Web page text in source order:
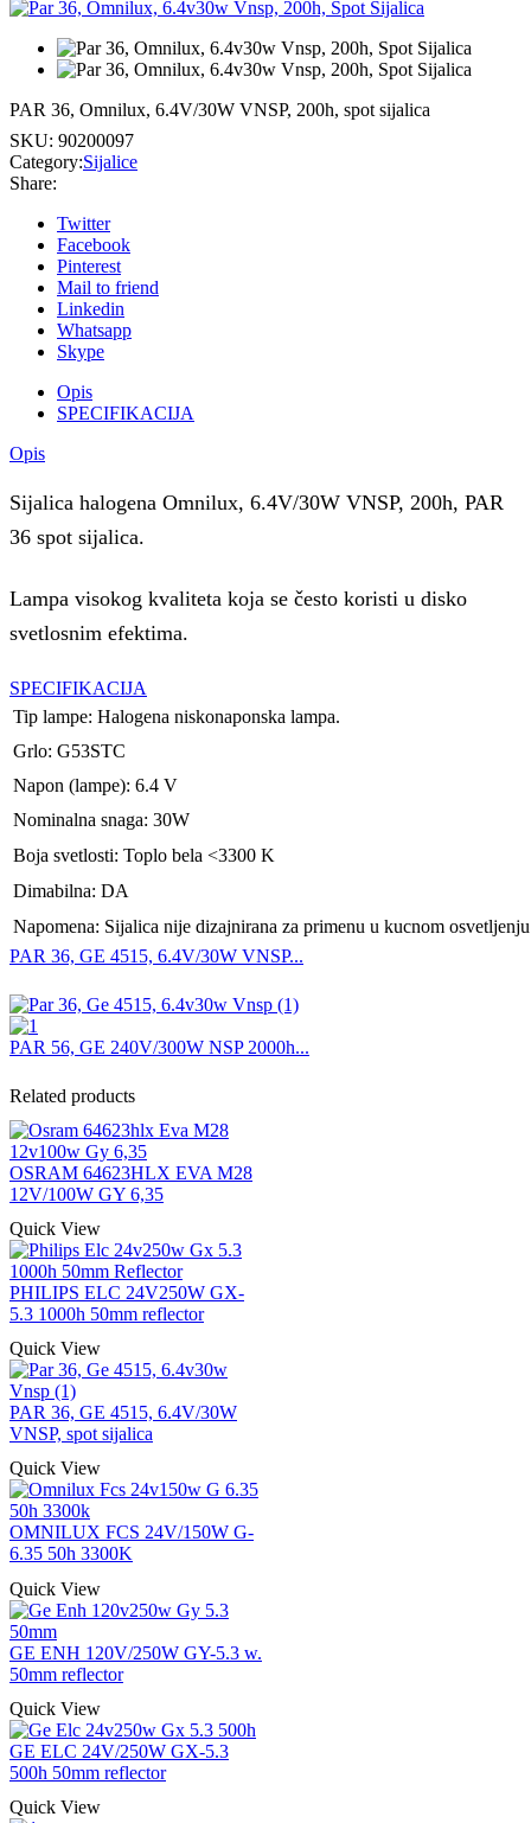
PAR 36, Omnilux, 6.4V/30W VNSP, 200h, spot sijalica
SKU: 90200097
Category:Sijalice
Share:
Twitter
Facebook
Pinterest
Mail to friend
Linkedin
Whatsapp
Skype
Opis
SPECIFIKACIJA
Opis
Sijalica halogena Omnilux, 6.4V/30W VNSP, 200h, PAR
36 spot sijalica.
Lampa visokog kvaliteta koja se često koristi u disko
svetlosnim efektima.
SPECIFIKACIJA
Tip lampe: Halogena niskonaponska lampa.
Grlo: G53STC
Napon (lampe): 6.4 V
Nominalna snaga: 30W
Boja svetlosti: Toplo bela <3300 K
Dimabilna: DA
Napomena: Sijalica nije dizajnirana za primenu u kucnom osvetljenju
PAR 36, GE 4515, 6.4V/30W VNSP...
PAR 56, GE 240V/300W NSP 2000h...
Related products
OSRAM 64623HLX EVA M28
12V/100W GY 6,35
Quick View
PHILIPS ELC 24V250W GX-
5.3 1000h 50mm reflector
Quick View
PAR 36, GE 4515, 6.4V/30W
VNSP, spot sijalica
Quick View
OMNILUX FCS 24V/150W G-
6.35 50h 3300K
Quick View
GE ENH 120V/250W GY-5.3 w.
50mm reflector
Quick View
GE ELC 24V/250W GX-5.3
500h 50mm reflector
Quick View